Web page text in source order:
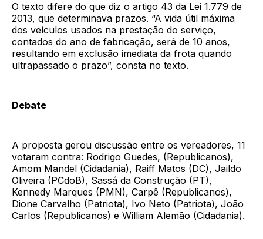
O texto difere do que diz o artigo 43 da Lei 1.779 de
2013, que determinava prazos. “A vida útil máxima
dos veículos usados na prestação do serviço,
contados do ano de fabricação, será de 10 anos,
resultando em exclusão imediata da frota quando
ultrapassado o prazo”, consta no texto.
Debate
A proposta gerou discussão entre os vereadores, 11
votaram contra: Rodrigo Guedes, (Republicanos),
Amom Mandel (Cidadania), Raiff Matos (DC), Jaildo
Oliveira (PCdoB), Sassá da Construção (PT),
Kennedy Marques (PMN), Carpê (Republicanos),
Dione Carvalho (Patriota), Ivo Neto (Patriota), João
Carlos (Republicanos) e William Alemão (Cidadania).